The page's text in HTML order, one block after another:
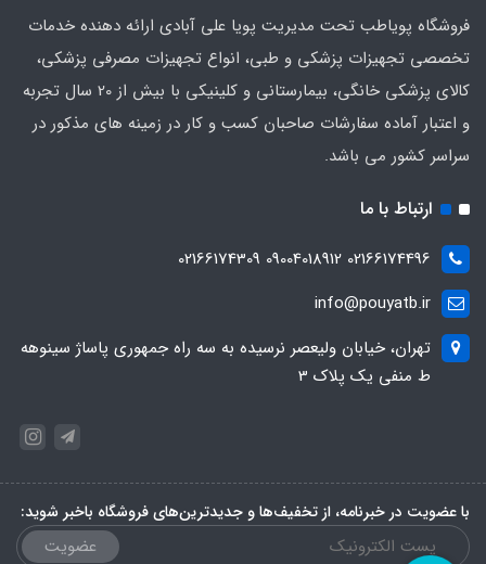
فروشگاه پویاطب تحت مدیریت پویا علی آبادی ارائه دهنده خدمات
تخصصی تجهیزات پزشکی و طبی، انواع تجهیزات مصرفی پزشکی،
کالای پزشکی خانگی، بیمارستانی و کلینیکی با بیش از 20 سال تجربه
و اعتبار آماده سفارشات صاحبان کسب و کار در زمینه های مذکور در
سراسر کشور می باشد.
ارتباط با ما
02166174496 09004018912 02166174309
info@pouyatb.ir
تهران، خیابان ولیعصر نرسیده به سه راه جمهوری پاساژ سینوهه
ط منفی یک پلاک 3
با عضویت در خبرنامه، از تخفیف‌ها و جدیدترین‌های فروشگاه باخبر شوید:
عضویت